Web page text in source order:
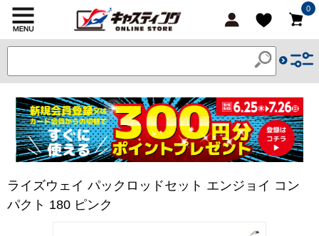
0
ライズウェイ パックロッドセット エンジョイ コン
パクト 180 ピンク